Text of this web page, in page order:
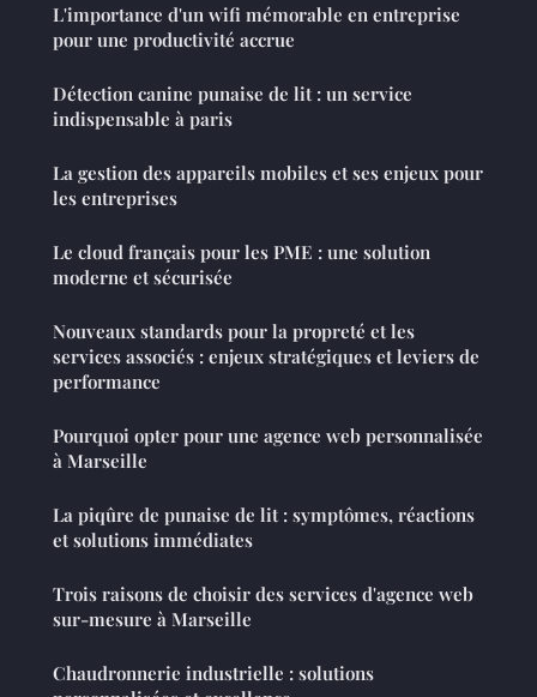
L'importance d'un wifi mémorable en entreprise
pour une productivité accrue
Détection canine punaise de lit : un service
indispensable à paris
La gestion des appareils mobiles et ses enjeux pour
les entreprises
Le cloud français pour les PME : une solution
moderne et sécurisée
Nouveaux standards pour la propreté et les
services associés : enjeux stratégiques et leviers de
performance
Pourquoi opter pour une agence web personnalisée
à Marseille
La piqûre de punaise de lit : symptômes, réactions
et solutions immédiates
Trois raisons de choisir des services d'agence web
sur-mesure à Marseille
Chaudronnerie industrielle : solutions